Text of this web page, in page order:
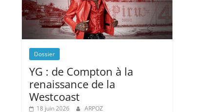
Dossier
YG : de Compton à la
renaissance de la
Westcoast
18 juin 2026 ARPOZ